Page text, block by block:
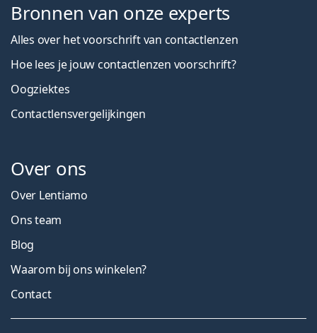
Bronnen van onze experts
Alles over het voorschrift van contactlenzen
Hoe lees je jouw contactlenzen voorschrift?
Oogziektes
Contactlensvergelijkingen
Over ons
Over Lentiamo
Ons team
Blog
Waarom bij ons winkelen?
Contact